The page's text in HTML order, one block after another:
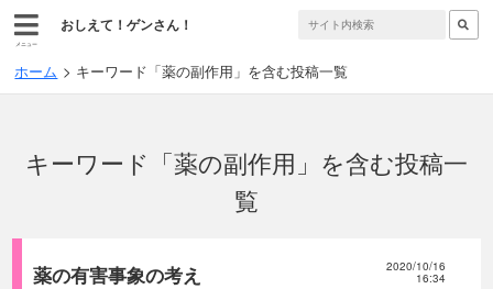
メニュー
おしえて！ゲンさん！
ホーム キーワード「薬の副作用」を含む投稿一覧
キーワード「薬の副作用」を含む投稿一
覧
薬の有害事象の考え 2020/10/16
16:34